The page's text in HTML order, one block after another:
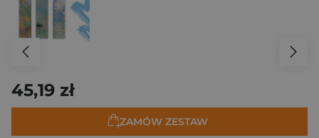
45,19 zł
ZAMÓW ZESTAW